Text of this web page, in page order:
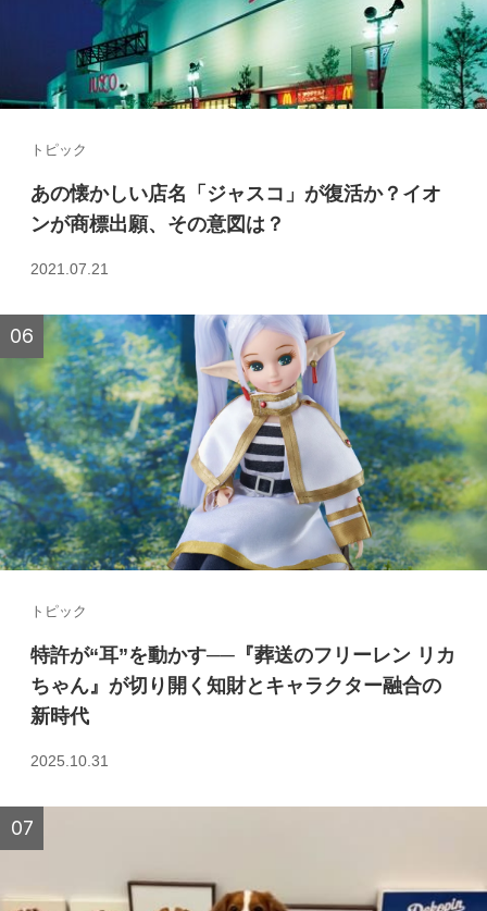
トピック
あの懐かしい店名「ジャスコ」が復活か？イオ
ンが商標出願、その意図は？
2021.07.21
トピック
特許が“耳”を動かす──『葬送のフリーレン リカ
ちゃん』が切り開く知財とキャラクター融合の
新時代
2025.10.31